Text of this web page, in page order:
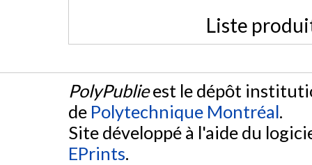
Liste
PolyPublieest le dépôt
de Polytechnique Montréal.
Site développé à l'aide du
EPrints.